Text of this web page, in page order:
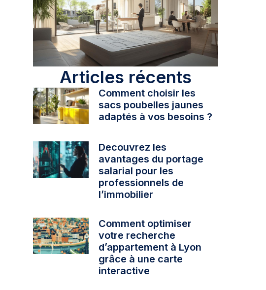
Articles récents
Comment choisir les
sacs poubelles jaunes
adaptés à vos besoins ?
Decouvrez les
avantages du portage
salarial pour les
professionnels de
l’immobilier
Comment optimiser
votre recherche
d’appartement à Lyon
grâce à une carte
interactive